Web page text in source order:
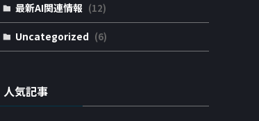
最新AI関連情報 (12)
Uncategorized (6)
人気記事